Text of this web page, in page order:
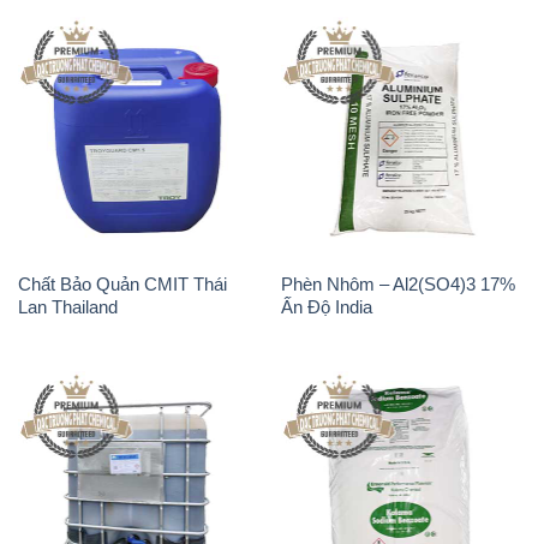
Chất Bảo Quản CMIT Thái
Lan Thailand
Phèn Nhôm – Al2(SO4)3 17%
Ấn Độ India